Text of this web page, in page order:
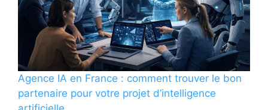
Agence IA en France : comment trouver le bon
partenaire pour votre projet d’intelligence